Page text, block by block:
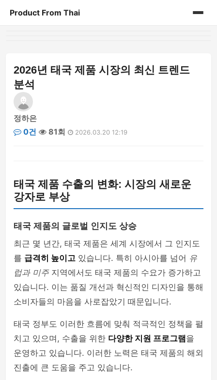
Product From Thai
2026년 태국 제품 시장의 최신 트렌드
분석
정하은
0건
81회 2026.03.20 12:19
태국 제품 수출의 변화: 시장의 새로운
강자로 부상
태국 제품의 글로벌 인지도 상승
최근 몇 년간, 태국 제품은 세계 시장에서 그 인지도
를 급격히 높이고 있습니다. 특히 아시아를 넘어 유
럽과 미주지역에서도 태국 제품의 수요가 증가하고
있습니다. 이는 품질 개선과 혁신적인 디자인을 통해
소비자들의 마음을 사로잡았기 때문입니다.
태국 정부도 이러한 흐름에 맞춰 적극적인 정책을 펼
치고 있으며, 수출을 위한 다양한 지원 프로그램을
운영하고 있습니다. 이러한 노력은 태국 제품의 해외
진출에 큰 도움을 주고 있습니다.